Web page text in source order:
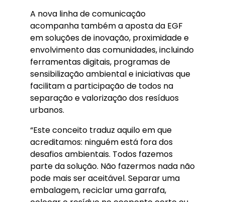
A nova linha de comunicação
acompanha também a aposta da EGF
em soluções de inovação, proximidade e
envolvimento das comunidades, incluindo
ferramentas digitais, programas de
sensibilização ambiental e iniciativas que
facilitam a participação de todos na
separação e valorização dos resíduos
urbanos.
“Este conceito traduz aquilo em que
acreditamos: ninguém está fora dos
desafios ambientais. Todos fazemos
parte da solução. Não fazermos nada não
pode mais ser aceitável. Separar uma
embalagem, reciclar uma garrafa,